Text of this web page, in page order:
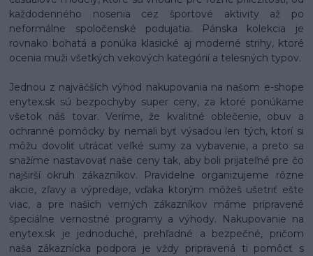
každodenného nosenia cez športové aktivity až po
neformálne spoločenské podujatia. Pánska kolekcia je
rovnako bohatá a ponúka klasické aj moderné strihy, ktoré
ocenia muži všetkých vekových kategórií a telesných typov.
Jednou z najväčších výhod nakupovania na našom e-shope
enytex.sk sú bezpochyby super ceny, za ktoré ponúkame
všetok náš tovar. Veríme, že kvalitné oblečenie, obuv a
ochranné pomôcky by nemali byť výsadou len tých, ktorí si
môžu dovoliť utrácať veľké sumy za vybavenie, a preto sa
snažíme nastavovať naše ceny tak, aby boli prijateľné pre čo
najširší okruh zákazníkov. Pravidelne organizujeme rôzne
akcie, zľavy a výpredaje, vďaka ktorým môžeš ušetriť ešte
viac, a pre našich verných zákazníkov máme pripravené
špeciálne vernostné programy a výhody. Nakupovanie na
enytex.sk je jednoduché, prehľadné a bezpečné, pričom
naša zákaznícka podpora je vždy pripravená ti pomôcť s